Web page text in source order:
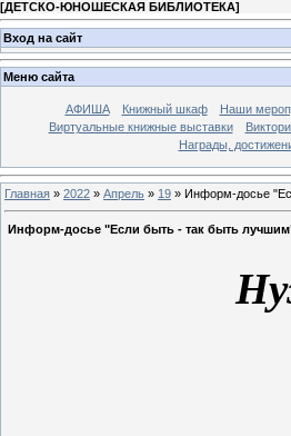
[ДЕТСКО-ЮНОШЕСКАЯ БИБЛИОТЕКА]
Вход на сайт
Меню сайта
АФИША Книжный шкаф Наши
Виртуальные книжные выставки
Награды,
Главная » 2022 » Апрель » 19 » Информ-досье
Информ-досье "Если быть - так быть